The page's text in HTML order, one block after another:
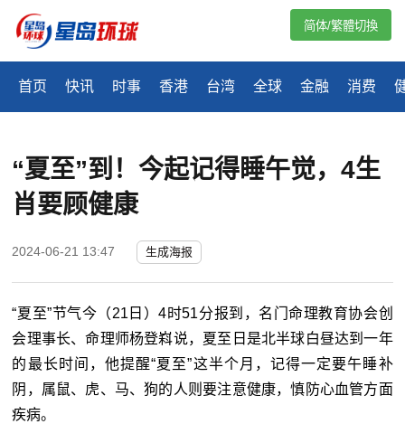
首页 快讯 时事 香港 台湾 全球 金融 消费
简体/繁體切換
“夏至”到！今起记得睡午觉，4生
肖要顾健康
2024-06-21 13:47 生成海报
“夏至”节气今（21日）4时51分报到，名门命理教育协会创
会理事长、命理师杨登嵙说，夏至日是北半球白昼达到一年
的最长时间，他提醒“夏至”这半个月，记得一定要午睡补
阴，属鼠、虎、马、狗的人则要注意健康，慎防心血管方面
疾病。